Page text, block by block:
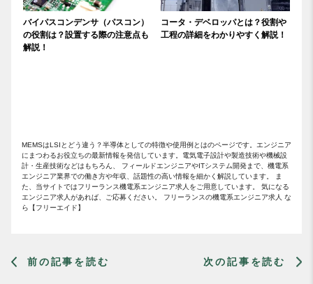
バイパスコンデンサ（パスコン）
の役割は？設置する際の注意点も
解説！
コータ・デベロッパとは？役割や
工程の詳細をわかりやすく解説！
MEMSはLSIとどう違う？半導体としての特徴や使用例とはのページです。エンジニア
にまつわるお役立ちの最新情報を発信しています。電気電子設計や製造技術や機械設
計・生産技術などはもちろん、 フィールドエンジニアやITシステム開発まで、機電系
エンジニア業界での働き方や年収、話題性の高い情報を細かく解説しています。 ま
た、当サイトではフリーランス機電系エンジニア求人をご用意しています。 気になる
エンジニア求人があれば、ご応募ください。 フリーランスの機電系エンジニア求人 な
ら【フリーエイド】
前の記事を読む 次の記事を読む